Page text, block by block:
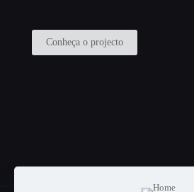
Conheça o projecto